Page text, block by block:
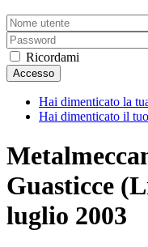
Ricordami
Accesso
Hai dimenticato la
Hai dimenticato il
Guasticce
luglio 2003